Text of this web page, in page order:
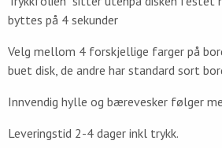
byttes på 4 sekunder
Velg mellom 4 forskjellige farger på
buet disk, de andre har standard sort
Innvendig hylle og bærevesker følger
Leveringstid 2-4 dager inkl trykk.